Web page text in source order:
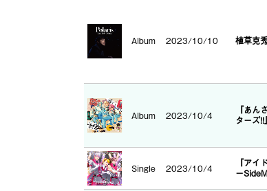
Album 2023/10/10 植草克
Album 2023/10/4
『あん
ターズ!!』
Single 2023/10/4
『アイ
ーSideM